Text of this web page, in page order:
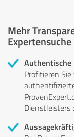
Mehr
Expertensuche
Authentische
Profitieren
Dienstleisters